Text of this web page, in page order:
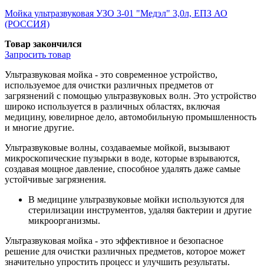
Мойка ультразвуковая УЗО 3-01 "Медэл" 3,0л, ЕПЗ АО
(РОССИЯ)
Товар закончился
Запросить товар
Ультразвуковая мойка - это современное устройство,
используемое для очистки различных предметов от
загрязнений с помощью ультразвуковых волн. Это устройство
широко используется в различных областях, включая
медицину, ювелирное дело, автомобильную промышленность
и многие другие.
Ультразвуковые волны, создаваемые мойкой, вызывают
микроскопические пузырьки в воде, которые взрываются,
создавая мощное давление, способное удалять даже самые
устойчивые загрязнения.
В медицине ультразвуковые мойки используются для
стерилизации инструментов, удаляя бактерии и другие
микроорганизмы.
Ультразвуковая мойка - это эффективное и безопасное
решение для очистки различных предметов, которое может
значительно упростить процесс и улучшить результаты.